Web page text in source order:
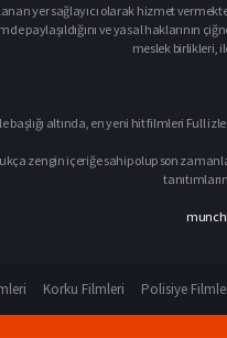
yer sağlayıcı olarak hizmet
paylaşıldığını ve yasal haklarının
meslek birlikleri,
başlığı altında, en yeni hit filmleri Full
zengin içeriğe sahip olup son
Korku Filmleri Polisiye